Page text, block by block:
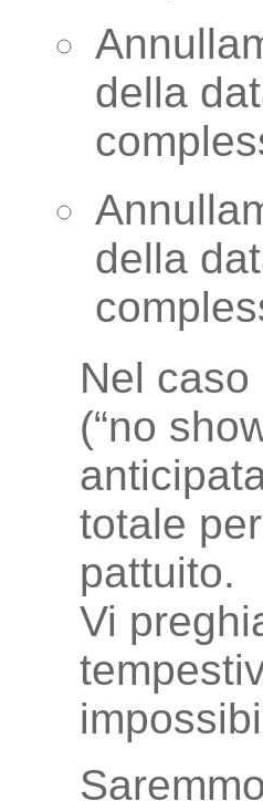
della
della
Nel
(“no
totale
pattuito.
Vi